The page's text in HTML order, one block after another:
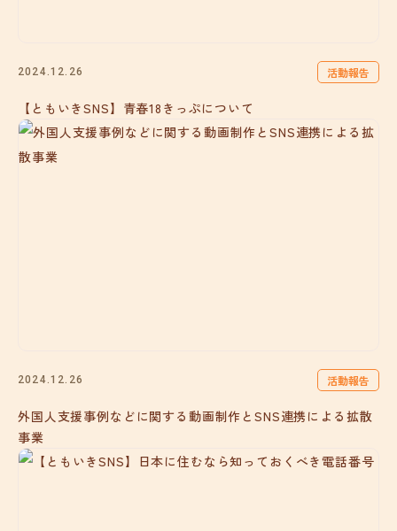
2024.12.26 活動報告
【ともいきSNS】青春18きっぷについて
2024.12.26 活動報告
外国人支援事例などに関する動画制作とSNS連携による拡散
事業